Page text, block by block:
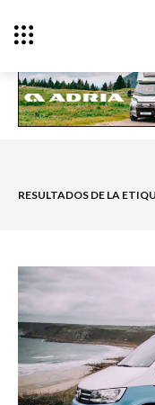
RESULTADOS DE LA